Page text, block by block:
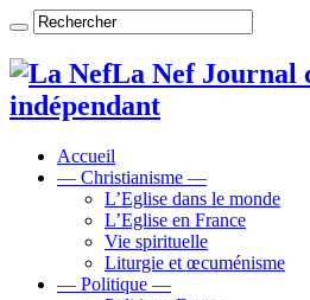
La Nef Journal
indépendant
Accueil
— Christianisme —
L’Eglise dans le monde
L’Eglise en France
Vie spirituelle
Liturgie et œcuménisme
— Politique —